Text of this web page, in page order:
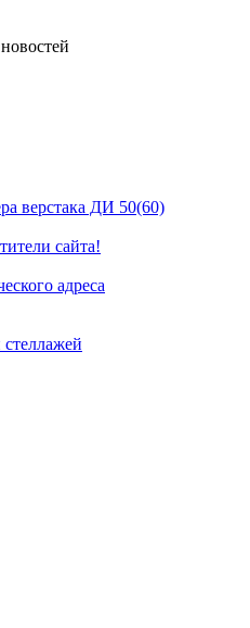
верстака ДИ 50(60)
сайта!
адреса